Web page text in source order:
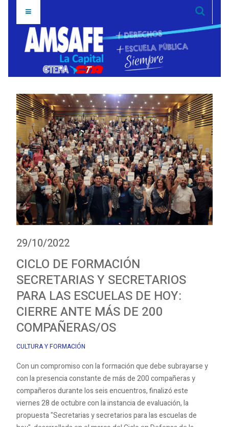
29/10/2022
CICLO DE FORMACIÓN
SECRETARIAS Y SECRETARIOS
PARA LAS ESCUELAS DE HOY:
CIERRE ANTE MÁS DE 200
COMPAÑERAS/OS
CULTURA Y FORMACIÓN
Con un compromiso con la formación que debe subrayarse y
con la presencia constante de más de 200 compañeras y
compañeros durante los seis encuentros, finalizó este
viernes 28 de octubre con la instancia de evaluación, la
propuesta "Secretarias y secretarios para las escuelas de